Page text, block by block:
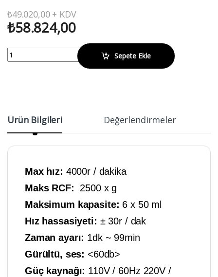
₺49.020,00+ KDV
₺58.824,00
BIORIDGE TD4 Masaüstü Düşük Hızlı Santrifüj quantity
Sepete Ekle
Ürün Bilgileri Değerlendirmeler
Max hız: 4000r / dakika
Maks RCF: 2500 x g
Maksimum kapasite: 6 x 50 ml
Hız hassasiyeti: ± 30r / dak
Zaman ayarı: 1dk ~ 99min
Gürültü, ses: <60db>
Güç kaynağı: 110V / 60Hz 220V /